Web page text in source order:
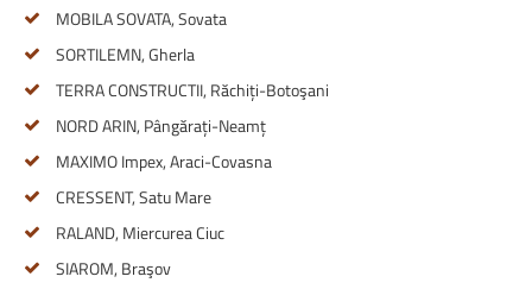
MOBILA SOVATA, Sovata
SORTILEMN, Gherla
TERRA CONSTRUCTII, Răchiți-Botoşani
NORD ARIN, Pângărați-Neamț
MAXIMO Impex, Araci-Covasna
CRESSENT, Satu Mare
RALAND, Miercurea Ciuc
SIAROM, Braşov